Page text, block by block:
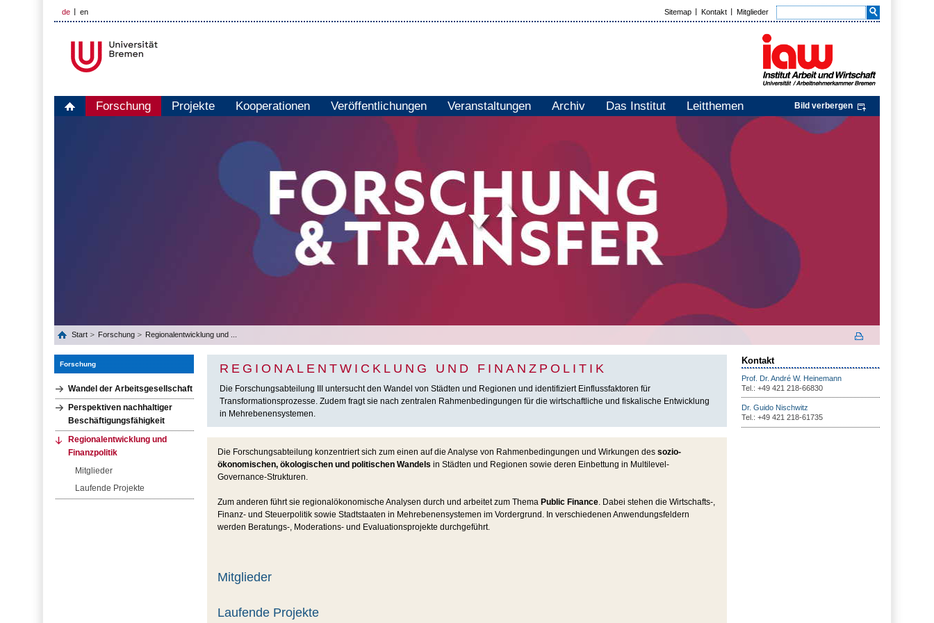
de en Sitemap Kontakt Mitglieder
Forschung Projekte Kooperationen Veröffentlichungen Veranstaltungen Archiv Das Institut Leitthemen Bild verbergen
Start Forschung Regionalentwicklung und ...
Forschung
Wandel der Arbeitsgesellschaft
Perspektiven nachhaltiger
Beschäftigungsfähigkeit
Regionalentwicklung und
Finanzpolitik
Mitglieder
Laufende Projekte
REGIONALENTWICKLUNG UND FINANZPOLITIK
Die Forschungsabteilung III untersucht den Wandel von Städten und Regionen und identifiziert Einflussfaktoren für
Transformationsprozesse. Zudem fragt sie nach zentralen Rahmenbedingungen für die wirtschaftliche und fiskalische Entwicklung
in Mehrebenen­systemen.
Die Forschungsabteilung konzentriert sich zum einen auf die Analyse von Rahmenbedingungen und Wirkungen des sozio-
ökonomischen, ökologischen und politischen Wandels in Städten und Regionen sowie deren Einbettung in Multilevel-
Governance-Strukturen.
Zum anderen führt sie regionalökonomische Analysen durch und arbeitet zum Thema Public Finance. Dabei stehen die Wirtschafts-,
Finanz- und Steuerpolitik sowie Stadtstaaten in Mehrebenensystemen im Vordergrund. In verschiedenen Anwendungsfeldern
werden Beratungs-, Moderations- und Evaluationsprojekte durchgeführt.
Mitglieder
Laufende Projekte
Kontakt
Prof. Dr. André W. Heinemann
Tel.: +49 421 218-66830
Dr. Guido Nischwitz
Tel.: +49 421 218-61735